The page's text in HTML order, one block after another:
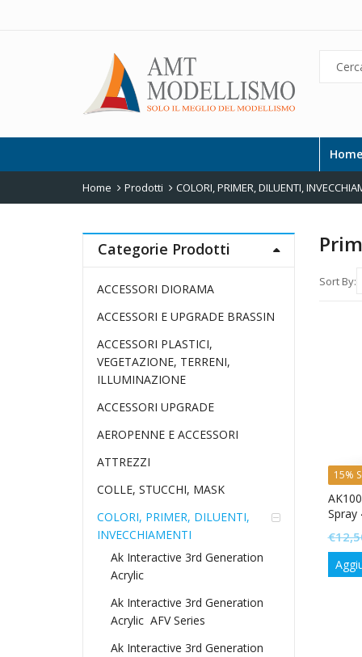
Home
Home Prodotti COLORI, PRIMER, DILUENTI,
Sort By:
15%
Spray
€
Categorie Prodotti
ACCESSORI DIORAMA
ACCESSORI E UPGRADE BRASSIN
ACCESSORI PLASTICI,
VEGETAZIONE, TERRENI,
ILLUMINAZIONE
ACCESSORI UPGRADE
AEROPENNE E ACCESSORI
ATTREZZI
COLLE, STUCCHI, MASK
COLORI, PRIMER, DILUENTI,
INVECCHIAMENTI
Ak Interactive 3rd Generation
Acrylic
Ak Interactive 3rd Generation
Acrylic  AFV Series
Ak Interactive 3rd Generation